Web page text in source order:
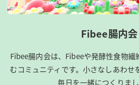
Fibee腸内会
Fibee腸内会は、​Fibeeや発酵性食物繊
むコミュニティです。​小さなしあわせ
毎日を一緒につくりまし